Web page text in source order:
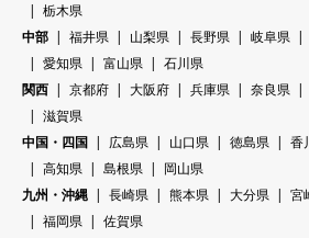
栃木県
中部
福井県 山梨県 長野県 岐阜県
愛知県
富山県
石川県
関西
京都府 大阪府 兵庫県 奈良県
滋賀県
中国・四国
広島県 山口県 徳島県 香
高知県
島根県
岡山県
九州・沖縄
長崎県 熊本県 大分県 宮
福岡県
佐賀県